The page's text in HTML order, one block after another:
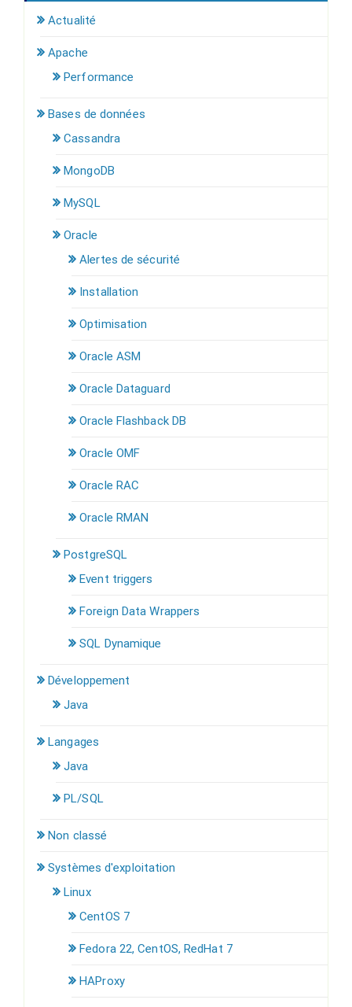
Actualité
Apache
Performance
Bases de données
Cassandra
MongoDB
MySQL
Oracle
Alertes de sécurité
Installation
Optimisation
Oracle ASM
Oracle Dataguard
Oracle Flashback DB
Oracle OMF
Oracle RAC
Oracle RMAN
PostgreSQL
Event triggers
Foreign Data Wrappers
SQL Dynamique
Développement
Java
Langages
Java
PL/SQL
Non classé
Systèmes d'exploitation
Linux
CentOS 7
Fedora 22, CentOS, RedHat 7
HAProxy